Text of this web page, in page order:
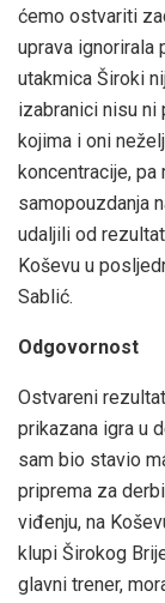
ćemo ostvariti
uprava ignorirala
utakmica Široki
izabranici nisu ni
kojima i oni
koncentracije,
samopouzdanja
udaljili od
Koševu u
Sablić.
Odgovornost
Ostvareni
prikazana igra u
sam bio stavio
priprema za
viđenju, na
klupi Širokog
glavni trener,